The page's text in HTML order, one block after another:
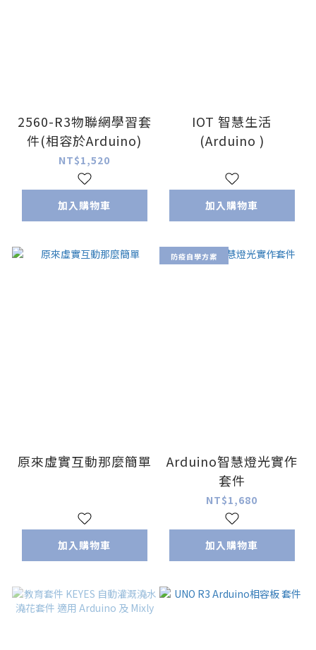
2560-R3物聯網學習套
件(相容於Arduino)
NT$1,520
加入購物車
IOT 智慧生活
(Arduino )
加入購物車
原來虛實互動那麼簡單
加入購物車
防疫自學方案
Arduino智慧燈光實作
套件
NT$1,680
加入購物車